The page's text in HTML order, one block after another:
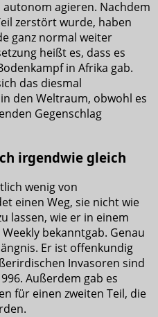
agieren. Nachdem
zerstört wurde, haben
ganz normal weiter
heißt es, dass es
in Afrika gab.
das diesmal
den Weltraum, obwohl es
Gegenschlag
irgendwie gleich
wenig von
einen Weg, sie nicht wie
lassen, wie er in einem
bekanntgab. Genau
Er ist offenkundig
Invasoren sind
Außerdem gab es
für einen zweiten Teil, die